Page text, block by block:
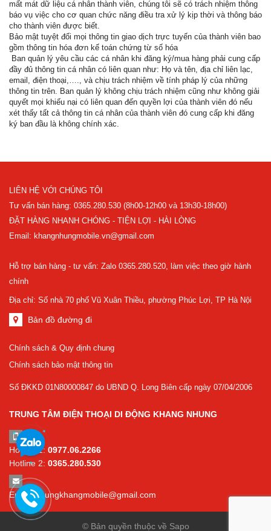
mất mát dữ liệu cá nhân thành viên, chúng tôi sẽ có trách nhiệm thông
báo vụ việc cho cơ quan chức năng điều tra xử lý kịp thời và thông báo
cho thành viên được biết.
Bảo mật tuyệt đối mọi thông tin giao dịch trực tuyến của thành viên bao
gồm thông tin hóa đơn kế toán chứng từ số hóa
Ban quản lý yêu cầu các cá nhân khi đăng ký/mua hàng phải cung cấp
đầy đủ thông tin cá nhân có liên quan như: Họ và tên, địa chỉ liên lạc,
email, điện thoại,…., và chịu trách nhiệm về tính pháp lý của những
thông tin trên. Ban quản lý không chịu trách nhiệm cũng như không giải
quyết mọi khiếu nại có liên quan đến quyền lợi của thành viên đó nếu
xét thấy tất cả thông tin cá nhân của thành viên đó cung cấp khi đăng
ký ban đầu là không chính xác.
LIÊN HỆ VỚI CHÚNG TÔI
Tư vấn bán hàng: 0365.280.530 (8h00-12h00 và 13h30-18h00)
ĐẶT HÀNG NHANH CHÓNG - TIỆN LỢI - HÀI LÒNG
Email: khangnhungmobile.vn@gmail.com
Hỗ trợ bán hàng - tư vấn: Zalo 0365.280.520, làm việc theo giờ hành
chính
Địa chỉ: Số nhà 70 phố Vũ Xuân Thiều, phường Phúc Lợi, TP Hà Nội
Bản đồ đường đi
Chính sách & Quy định chung
Chính sách bảo mật thông tin
Số ĐKKD 01N80000847 do UBND Q. Long Biên cấp ngày 07/04/2006
TRUNG TÂM ĐIỆN THOẠI DI ĐỘNG KHANG NHUNG
Hotline 1: 0977.06.2266
Hotline 2: 0365.280.530
Email:nhungkhangmobile@gmail.com
© Bản quyền thuộc về Sapo